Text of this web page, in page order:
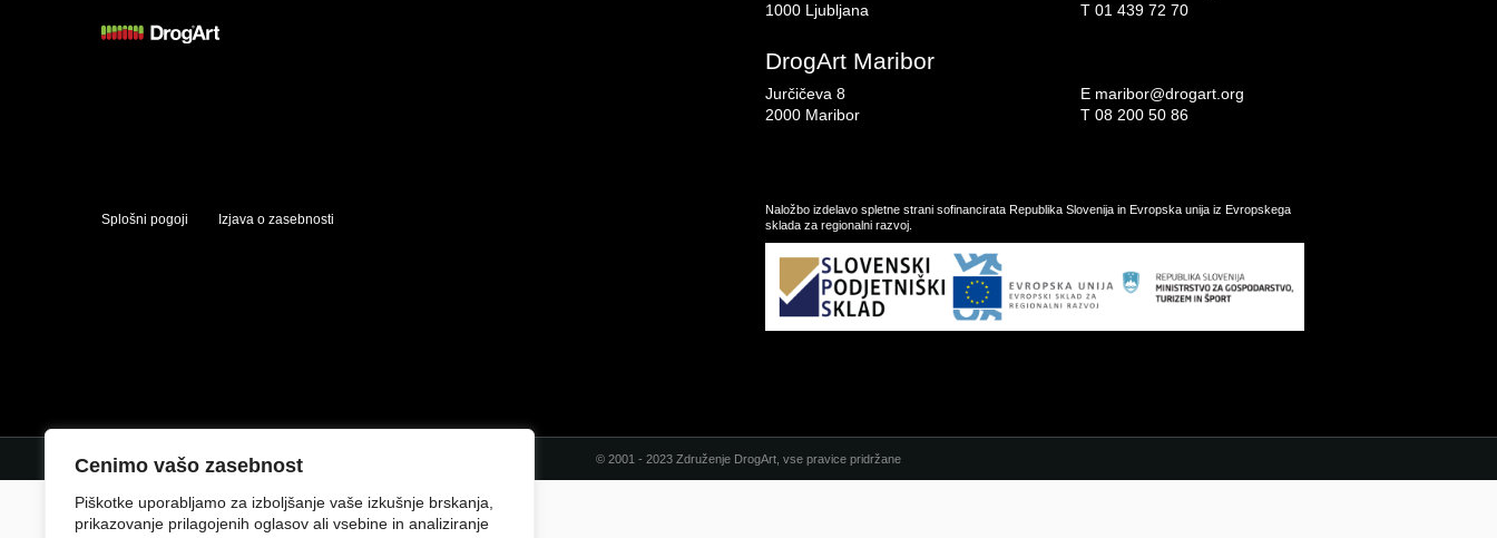
Cenimo vašo zasebnost
Piškotke uporabljamo za izboljšanje vaše izkušnje brskanja,
prikazovanje prilagojenih oglasov ali vsebine in analiziranje
1000 Ljubljana
T 01 439 72 70
DrogArt Maribor
Jurčičeva 8
2000 Maribor
E maribor@drogart.org
T 08 200 50 86
Splošni pogoji Izjava o zasebnosti
Naložbo izdelavo spletne strani sofinancirata Republika Slovenija in Evropska unija iz Evropskega
sklada za regionalni razvoj.
© 2001 - 2023 Združenje DrogArt, vse pravice pridržane